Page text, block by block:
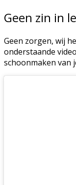
Geen zin in
Geen zorgen, wij
onderstaande
schoonmaken van